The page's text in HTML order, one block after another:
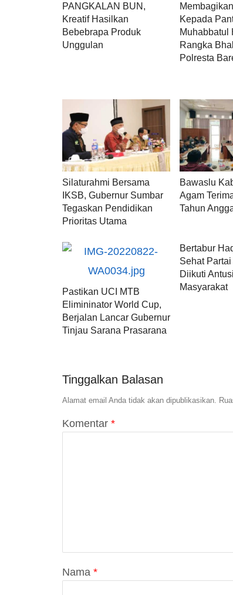
PANGKALAN BUN,
Kreatif Hasilkan
Bebebrapa Produk
Unggulan
Kepada
Muhabbatul
Rangka
Polresta
Silaturahmi Bersama
IKSB, Gubernur Sumbar
Tegaskan Pendidikan
Prioritas Utama
Bawaslu
Agam
Tahun
Pastikan UCI MTB
Elimininator World Cup,
Berjalan Lancar Gubernur
Tinjau Sarana Prasarana
Bertabur
Sehat
Diikuti
Masyarakat
Tinggalkan Balasan
Alamat email Anda tidak akan dipublikasikan.
Komentar *
Nama *